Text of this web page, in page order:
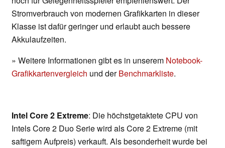
Stromverbrauch von modernen Grafikkarten in dieser
Klasse ist dafür geringer und erlaubt auch bessere
Akkulaufzeiten.
» Weitere Informationen gibt es in unserem Notebook-
Grafikkartenvergleich und derBenchmarkliste.
Intel Core 2 Extreme: Die höchstgetaktete CPU von
Intels Core 2 Duo Serie wird als Core 2 Extreme (mit
saftigem Aufpreis) verkauft. Als besonderheit wurde bei